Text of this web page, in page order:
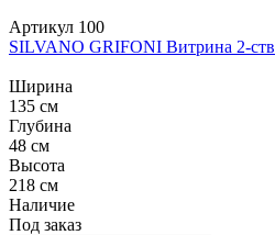
Артикул 100
SILVANO GRIFONI Витрина 2-ств
Ширина
135 см
Глубина
48 см
Высота
218 см
Наличие
Под заказ